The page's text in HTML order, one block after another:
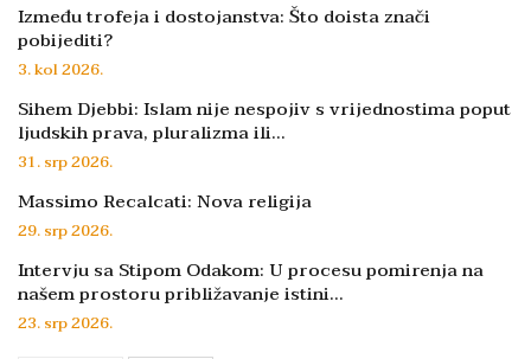
Između trofeja i dostojanstva: Što doista znači
pobijediti?
3. kol 2026.
Sihem Djebbi: Islam nije nespojiv s vrijednostima poput
ljudskih prava, pluralizma ili…
31. srp 2026.
Massimo Recalcati: Nova religija
29. srp 2026.
Intervju sa Stipom Odakom: U procesu pomirenja na
našem prostoru približavanje istini…
23. srp 2026.